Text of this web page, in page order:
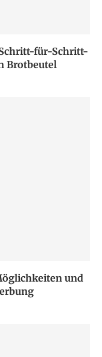
für-Schritt-
Brotbeutel
und